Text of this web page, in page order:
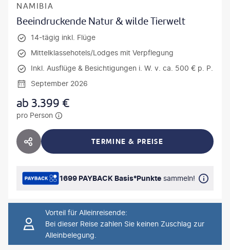
NAMIBIA
Beeindruckende Natur & wilde Tierwelt
14-tägig inkl. Flüge
Mittelklassehotels/Lodges mit Verpflegung
Inkl. Ausflüge & Besichtigungen i. W. v. ca. 500 € p. P.
September 2026
ab3.399 €
pro Person
HOTEL TEILEN TERMINE & PREISE
1699 PAYBACK Basis°Punkte sammeln!
Vorteil für Alleinreisende:
Bei dieser Reise zahlen Sie keinen Zuschlag zur
Alleinbelegung.